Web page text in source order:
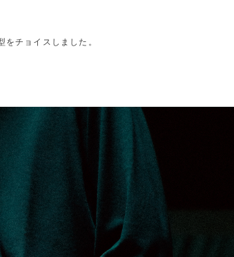
チョイスしました。